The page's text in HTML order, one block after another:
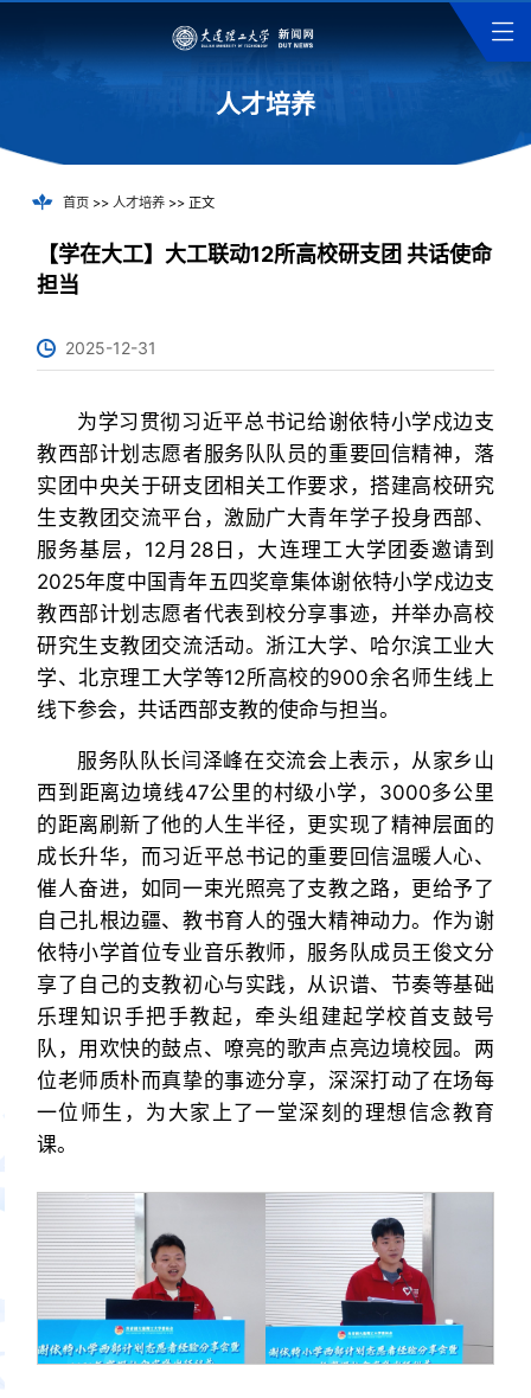
人才培养
首页>> 人才培养>> 正文
【学在大工】大工联动12所高校研支团 共话使命
担当
2025-12-31
为学习贯彻习近平总书记给谢依特小学戍边支
教西部计划志愿者服务队队员的重要回信精神，落
实团中央关于研支团相关工作要求，搭建高校研究
生支教团交流平台，激励广大青年学子投身西部、
服务基层，12月28日，大连理工大学团委邀请到
2025年度中国青年五四奖章集体谢依特小学戍边支
教西部计划志愿者代表到校分享事迹，并举办高校
研究生支教团交流活动。浙江大学、哈尔滨工业大
学、北京理工大学等12所高校的900余名师生线上
线下参会，共话西部支教的使命与担当。
服务队队长闫泽峰在交流会上表示，从家乡山
西到距离边境线47公里的村级小学，3000多公里
的距离刷新了他的人生半径，更实现了精神层面的
成长升华，而习近平总书记的重要回信温暖人心、
催人奋进，如同一束光照亮了支教之路，更给予了
自己扎根边疆、教书育人的强大精神动力。作为谢
依特小学首位专业音乐教师，服务队成员王俊文分
享了自己的支教初心与实践，从识谱、节奏等基础
乐理知识手把手教起，牵头组建起学校首支鼓号
队，用欢快的鼓点、嘹亮的歌声点亮边境校园。两
位老师质朴而真挚的事迹分享，深深打动了在场每
一位师生，为大家上了一堂深刻的理想信念教育
课。